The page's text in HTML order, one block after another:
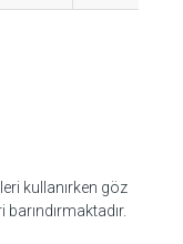
kullanırken göz